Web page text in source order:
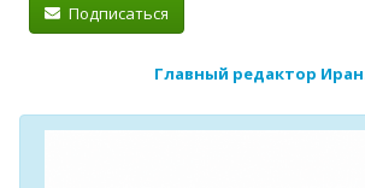
Подписаться
Главный редактор